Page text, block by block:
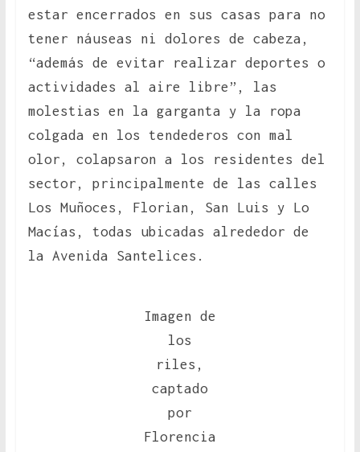
estar encerrados en sus casas para no
tener náuseas ni dolores de cabeza,
“además de evitar realizar deportes o
actividades al aire libre”, las
molestias en la garganta y la ropa
colgada en los tendederos con mal
olor, colapsaron a los residentes del
sector, principalmente de las calles
Los Muñoces, Florian, San Luis y Lo
Macías, todas ubicadas alrededor de
la Avenida Santelices.
Imagen de
los
riles,
captado
por
Florencia